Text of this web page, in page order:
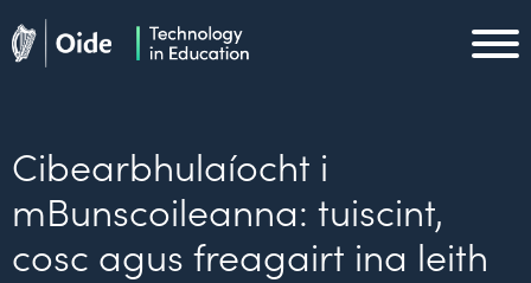
Skip to main content
Cibearbhulaíocht i
mBunscoileanna: tuiscint,
cosc agus freagairt ina leith